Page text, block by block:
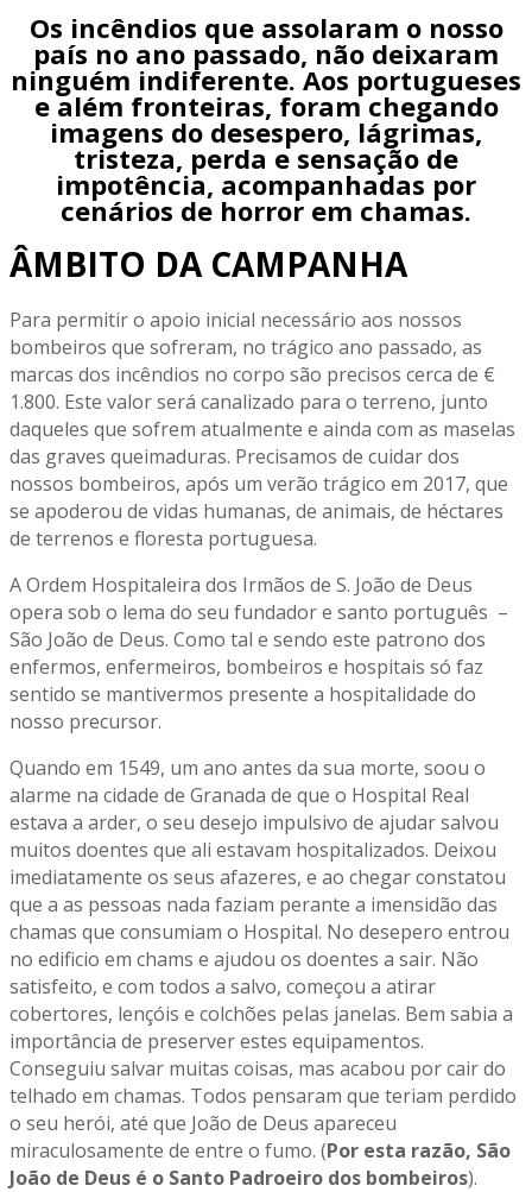
Os incêndios que assolaram o nosso
país no ano passado, não deixaram
ninguém indiferente. Aos portugueses
e além fronteiras, foram chegando
imagens do desespero, lágrimas,
tristeza, perda e sensação de
impotência, acompanhadas por
cenários de horror em chamas.
ÂMBITO DA CAMPANHA
Para permitir o apoio inicial necessário aos nossos
bombeiros que sofreram, no trágico ano passado, as
marcas dos incêndios no corpo são precisos cerca de €
1.800. Este valor será canalizado para o terreno, junto
daqueles que sofrem atualmente e ainda com as maselas
das graves queimaduras. Precisamos de cuidar dos
nossos bombeiros, após um verão trágico em 2017, que
se apoderou de vidas humanas, de animais, de héctares
de terrenos e floresta portuguesa.
A Ordem Hospitaleira dos Irmãos de S. João de Deus
opera sob o lema do seu fundador e santo português –
São João de Deus. Como tal e sendo este patrono dos
enfermos, enfermeiros, bombeiros e hospitais só faz
sentido se mantivermos presente a hospitalidade do
nosso precursor.
Quando em 1549, um ano antes da sua morte, soou o
alarme na cidade de Granada de que o Hospital Real
estava a arder, o seu desejo impulsivo de ajudar salvou
muitos doentes que ali estavam hospitalizados. Deixou
imediatamente os seus afazeres, e ao chegar constatou
que a as pessoas nada faziam perante a imensidão das
chamas que consumiam o Hospital. No desepero entrou
no edificio em chams e ajudou os doentes a sair. Não
satisfeito, e com todos a salvo, começou a atirar
cobertores, lençóis e colchões pelas janelas. Bem sabia a
importância de preserver estes equipamentos.
Conseguiu salvar muitas coisas, mas acabou por cair do
telhado em chamas. Todos pensaram que teriam perdido
o seu herói, até que João de Deus apareceu
miraculosamente de entre o fumo. (Por esta razão, São
João de Deus é o Santo Padroeiro dos bombeiros).